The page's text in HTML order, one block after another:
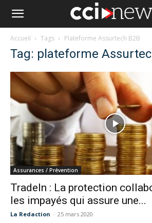
Accueil Tags Plateforme Assurtech B2B
Tag: plateforme
Assurances / Prévention
TradeIn : La protection
les impayés qui assure une...
La Redaction - 25 mars 2020